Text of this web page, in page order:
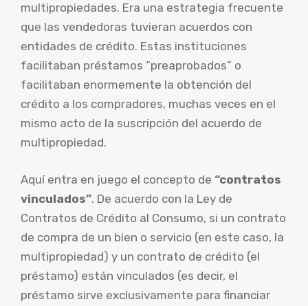
multipropiedades. Era una estrategia frecuente
que las vendedoras tuvieran acuerdos con
entidades de crédito. Estas instituciones
facilitaban préstamos “preaprobados” o
facilitaban enormemente la obtención del
crédito a los compradores, muchas veces en el
mismo acto de la suscripción del acuerdo de
multipropiedad.
Aquí entra en juego el concepto de “contratos
vinculados”. De acuerdo con la Ley de
Contratos de Crédito al Consumo, si un contrato
de compra de un bien o servicio (en este caso, la
multipropiedad) y un contrato de crédito (el
préstamo) están vinculados (es decir, el
préstamo sirve exclusivamente para financiar